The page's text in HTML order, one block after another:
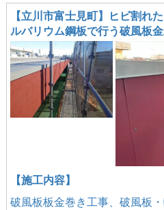
【立川市富士見町】ヒビ割れ
ルバリウム鋼板で行う破風板
【施工内容】
破風板板金巻き工事、破風板